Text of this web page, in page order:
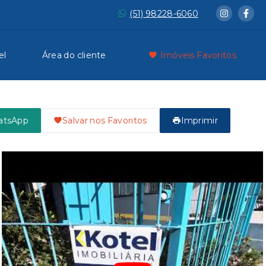
(51) 98228-6060
Área do cliente Imóveis Favoritos
Salvar nos Favoritos Imprimir